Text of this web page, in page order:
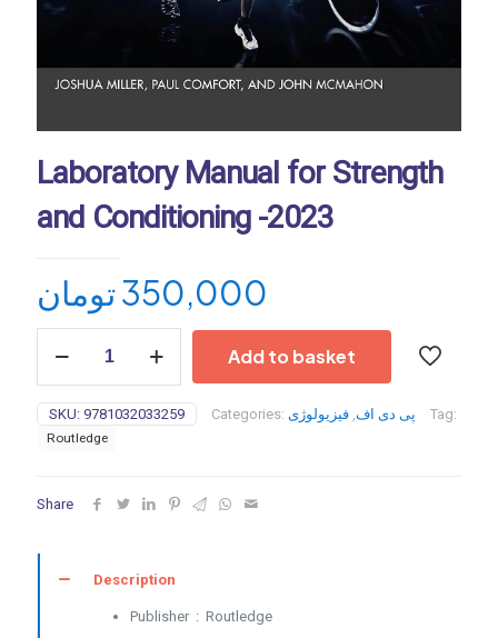
Laboratory Manual for Strength
and Conditioning -2023
350,000تومان
Manual
Strength
and
Conditioning
Add to basket
SKU: 9781032033259 Categories: پی دی اف, فیزیولوژی Tag:
Routledge
Share
Description
Publisher ‏ : ‎Routledge